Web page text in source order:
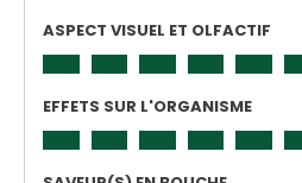
ASPECT VISUEL ET OLFACTIF
EFFETS SUR L'ORGANISME